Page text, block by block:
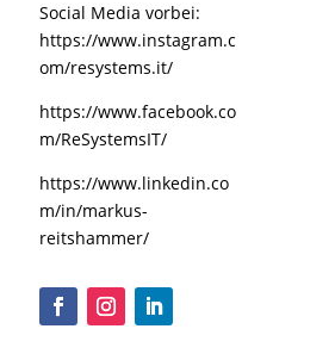
Social Media vorbei:
https://www.instagram.c
om/resystems.it/
https://www.facebook.co
m/ReSystemsIT/
https://www.linkedin.co
m/in/markus-
reitshammer/